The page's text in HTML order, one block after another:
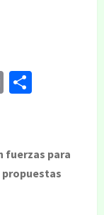
Email
fuerzas para
propuestas